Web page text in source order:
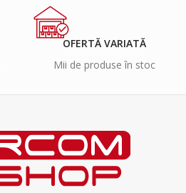
OFERTĂ VARIATĂ
Mii de produse în stoc